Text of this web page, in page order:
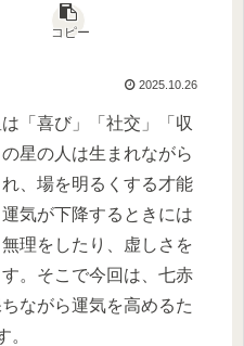
コピー
2025.10.26
「喜び」「社交」「収
星の人は生まれながら
、場を明るくする才能
気が下降するときには
理をしたり、虚しさを
。そこで今回は、七赤
ながら運気を高めるた
。